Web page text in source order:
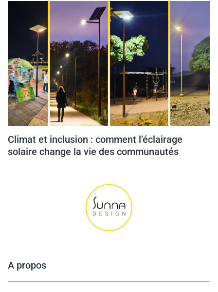
Climat et inclusion : comment l’éclairage
solaire change la vie des communautés
A propos